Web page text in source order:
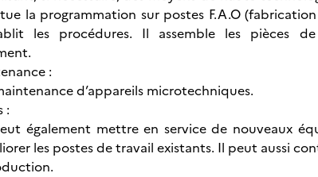
la programmation sur postes F.A.O
les procédures. Il assemble les pièces
:
d’appareils microtechniques.
:
également mettre en service de nouveaux
les postes de travail existants. Il peut aussi